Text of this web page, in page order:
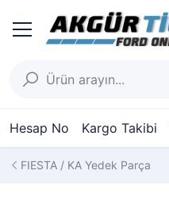
Hesap No Kargo Takibi
FIESTA / KA Yedek Parça